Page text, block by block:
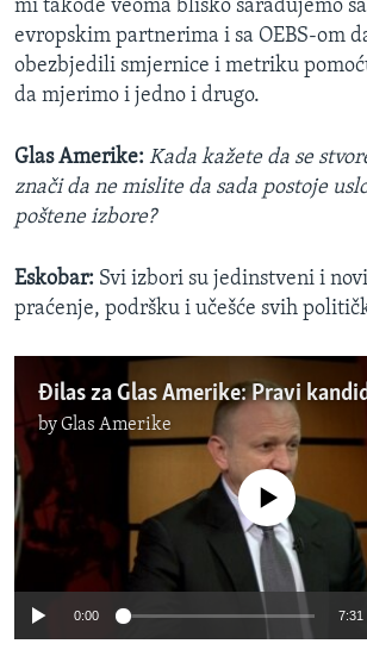
mi takođe veoma blisko sarađujemo
evropskim partnerima i sa OEBS-om
obezbjedili smjernice i metriku
da mjerimo i jedno i drugo.
Glas Amerike: Kada kažete da se
znači da ne mislite da sada postoje
poštene izbore?
Eskobar: Svi izbori su jedinstveni i
praćenje, podršku i učešće svih
byGlas Amerike
No media source currently
0:00 7:31